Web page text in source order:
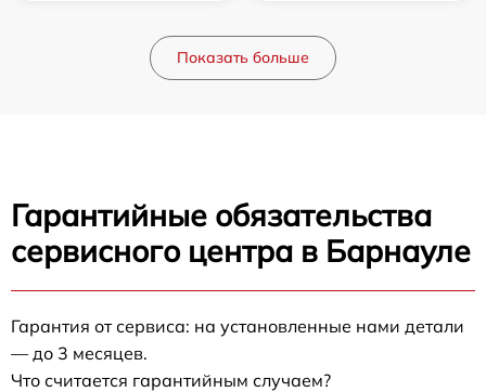
Показать больше
Гарантийные обязательства
сервисного центра в Барнауле
Гарантия от сервиса: на установленные нами детали
— до 3 месяцев.
Что считается гарантийным случаем?